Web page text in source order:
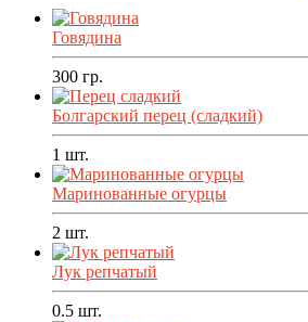
Говядина
300 гр.
Болгарский перец (сладкий)
1 шт.
Маринованные огурцы
2 шт.
Лук репчатый
0.5 шт.